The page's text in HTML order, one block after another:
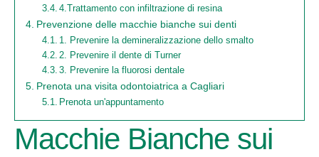
4.Trattamento con infiltrazione di resina
Prevenzione delle macchie bianche sui denti
1. Prevenire la demineralizzazione dello smalto
2. Prevenire il dente di Turner
3. Prevenire la fluorosi dentale
Prenota una visita odontoiatrica a Cagliari
Prenota un'appuntamento
Macchie Bianche sui